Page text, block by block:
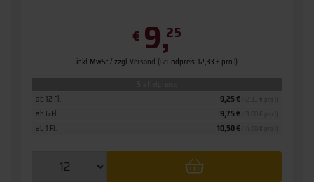
€ 9,25
inkl. MwSt. / zzgl.Versand (Grundpreis: 12,33 € pro l)
ab 1 Fl. 10,50 €
ab 6 Fl. 9,75 €
ab 12 Fl. 9,25 €